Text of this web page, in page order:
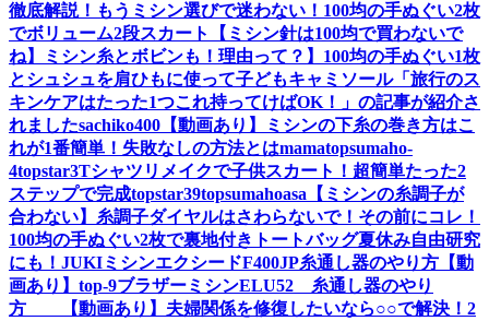
徹底解説！もうミシン選びで迷わない！ 100均の手ぬぐい2枚
でボリューム2段スカート
【ミシン針は100均で買わないで
ね】ミシン糸とボビンも！理由って？】 100均の手ぬぐい1枚
とシュシュを肩ひもに使って子どもキャミソール「旅行のス
キンケアはたった1つこれ持ってけばOK！」の記事が紹介さ
れましたsachiko400 【動画あり】ミシンの下糸の巻き方はこ
れが1番簡単！失敗なしの方法とはmamatopsumaho-
4topstar3Tシャツリメイクで子供スカート！超簡単たった2
ステップで完成topstar39topsumahoasa 【ミシンの糸調子が
合わない】糸調子ダイヤルはさわらないで！その前にコレ！
100均の手ぬぐい2枚で裏地付きトートバッグ夏休み自由研究
にも！ JUKIミシンエクシードF400JP糸通し器のやり方【動
画あり】 top-9ブラザーミシンELU52 糸通し器のやり
方 【動画あり】 夫婦関係を修復したいなら○○で解決！2